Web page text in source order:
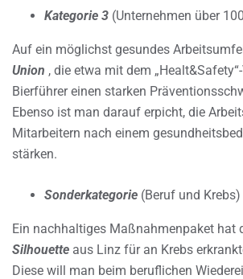
Kategorie 3 (Unternehmen über
Auf ein möglichst gesundes
Union , die etwa mit dem
Bierführer einen starken
Ebenso ist man darauf erpicht, die
Mitarbeitern nach einem
stärken.
Sonderkategorie (Beruf und Krebs)
Ein nachhaltiges Maßnahmenpaket hat
Silhouette aus Linz für an Krebs
Diese will man beim beruflichen